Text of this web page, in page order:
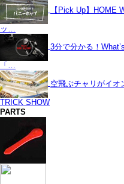
【Pick Up】HOME
ッ…
3分で分かる！
「…
空飛ぶチャリがイオ
TRICK SHOW
PARTS